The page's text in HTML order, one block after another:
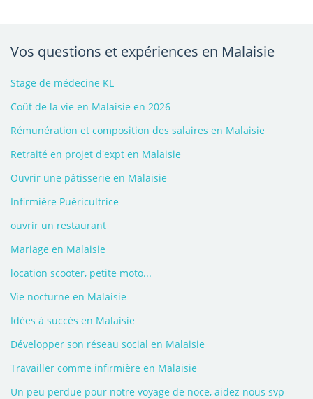
Vos questions et expériences en Malaisie
Stage de médecine KL
Coût de la vie en Malaisie en 2026
Rémunération et composition des salaires en Malaisie
Retraité en projet d'expt en Malaisie
Ouvrir une pâtisserie en Malaisie
Infirmière Puéricultrice
ouvrir un restaurant
Mariage en Malaisie
location scooter, petite moto...
Vie nocturne en Malaisie
Idées à succès en Malaisie
Développer son réseau social en Malaisie
Travailler comme infirmière en Malaisie
Un peu perdue pour notre voyage de noce, aidez nous svp